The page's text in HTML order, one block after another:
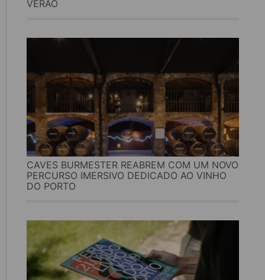
VERÃO
CAVES BURMESTER REABREM COM UM NOVO
PERCURSO IMERSIVO DEDICADO AO VINHO
DO PORTO